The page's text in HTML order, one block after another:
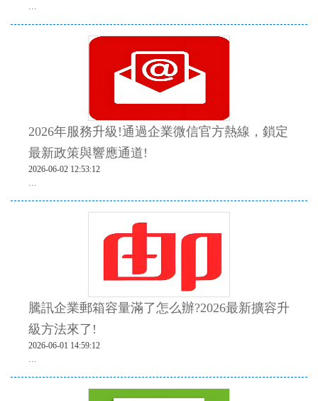
...
2026年服務升級!通過企業微信官方熱線，鎖定
最新政策與響應通道!
2026-06-02 12:53:12
...
騰訊企業郵箱容量滿了怎么辦?2026最新擴容升
級方法來了!
2026-06-01 14:59:12
...